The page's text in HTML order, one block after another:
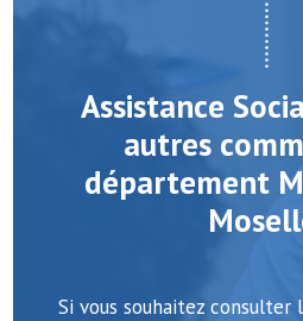
Assistance
autres
département
Si vous souhaitez consulter